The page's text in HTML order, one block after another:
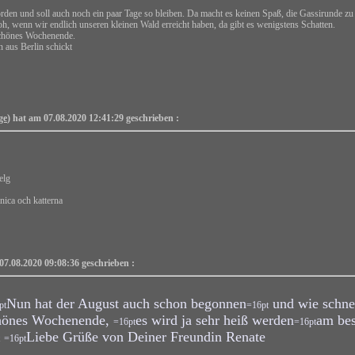
und soll auch noch ein paar Tage so bleiben. Da macht es keinen Spaß, die Gassirunde
wenn wir endlich unseren kleinen Wald erreicht haben, da gibt es wenigstens Schatten.
Wochenende.
aus Berlin schickt
) hat am 07.08.2020 12:41:29 geschrieben :
och katterna
09:08:36 geschrieben :
Nun hat der August auch schon begonnen=16pt und wie
Wochenende, =16ptes wird ja sehr heiß werden=16ptam
=16ptLiebe Grüße von Deiner Freundin Renate